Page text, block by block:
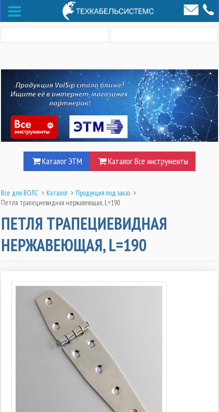
Каталог ЭТМ Каталог Все инструменты
Все для ВОЛС > Каталог > Продукция под заказ >
Петля трапециевидная нержавеющая, L=190
ПЕТЛЯ ТРАПЕЦИЕВИДНАЯ
НЕРЖАВЕЮЩАЯ, L=190